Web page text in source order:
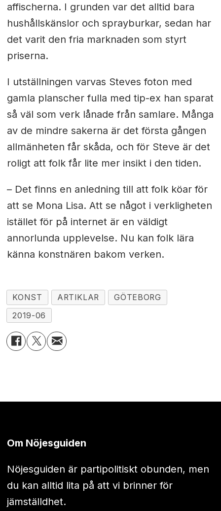
affischerna. I grunden var det alltid bara
hushållskänslor och sprayburkar, sedan har
det varit den fria marknaden som styrt
priserna.
I utställningen varvas Steves foton med
gamla planscher fulla med tip-ex han sparat
så väl som verk lånade från samlare. Många
av de mindre sakerna är det första gången
allmänheten får skåda, och för Steve är det
roligt att folk får lite mer insikt i den tiden.
– Det finns en anledning till att folk köar för
att se Mona Lisa. Att se något i verkligheten
istället för på internet är en väldigt
annorlunda upplevelse. Nu kan folk lära
känna konstnären bakom verken.
KONST ARTIKLAR
GÖTEBORG
2019-06
Om Nöjesguiden
Nöjesguiden är partipolitiskt obunden, men
du kan alltid lita på att vi brinner för
jämställdhet.